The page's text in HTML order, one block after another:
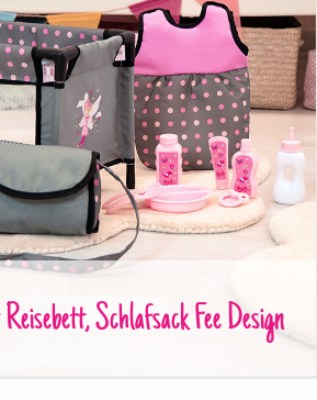
Reisebett, Schlafsack Fee Design
Schlafsack Fee Design